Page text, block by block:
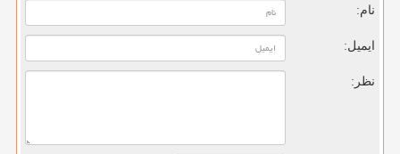
نام:
ایمیل:
نظر: